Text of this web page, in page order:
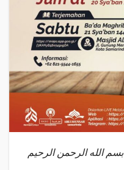
بسم الله الرحمن الرحيم